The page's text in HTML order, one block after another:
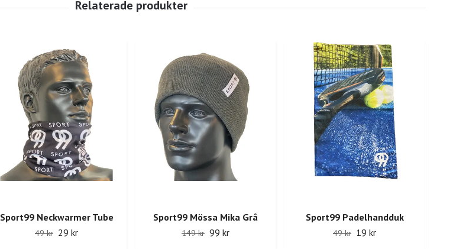
Sport99 Neckwarmer Tube
49 kr 29 kr
Sport99 Mössa Mika Grå
149 kr 99 kr
Sport99 Padelhandduk
49 kr 19 kr